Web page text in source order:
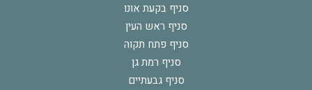
סניף בקעת אונו
סניף ראש העין
סניף פתח תקוה
סניף רמת גן
סניף גבעתיים